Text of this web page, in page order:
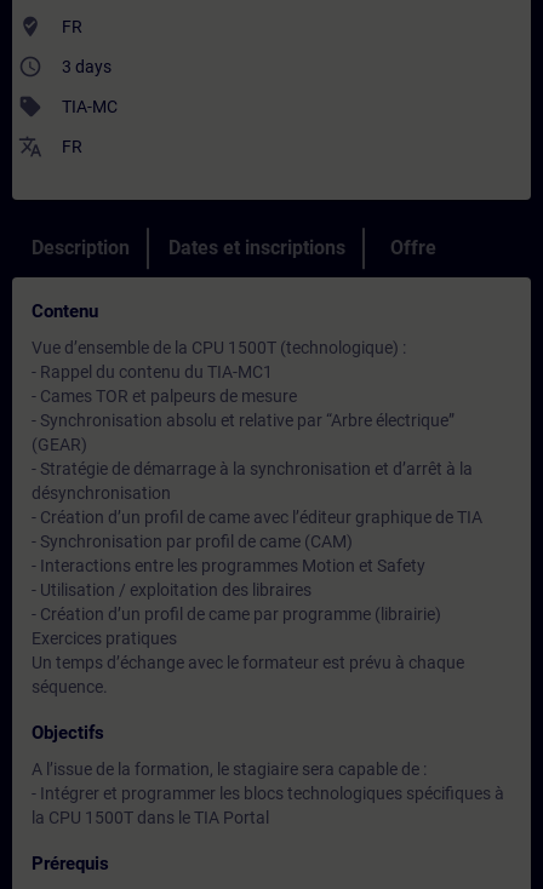
where_to_vote FR
access_time 3 days
sell TIA-MC
translate FR
Description Dates et inscriptions Offre
Contenu
Vue d’ensemble de la CPU 1500T (technologique) :
- Rappel du contenu du TIA-MC1
- Cames TOR et palpeurs de mesure
- Synchronisation absolu et relative par “Arbre électrique”
(GEAR)
- Stratégie de démarrage à la synchronisation et d’arrêt à la
désynchronisation
- Création d’un profil de came avec l’éditeur graphique de TIA
- Synchronisation par profil de came (CAM)
- Interactions entre les programmes Motion et Safety
- Utilisation / exploitation des libraires
- Création d’un profil de came par programme (librairie)
Exercices pratiques
Un temps d’échange avec le formateur est prévu à chaque
séquence.
Objectifs
A l’issue de la formation, le stagiaire sera capable de :
- Intégrer et programmer les blocs technologiques spécifiques à
la CPU 1500T dans le TIA Portal
Prérequis